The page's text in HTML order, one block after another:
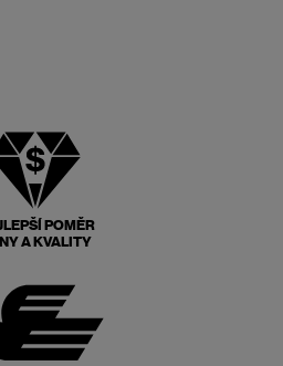
POMĚR
A KVALITY